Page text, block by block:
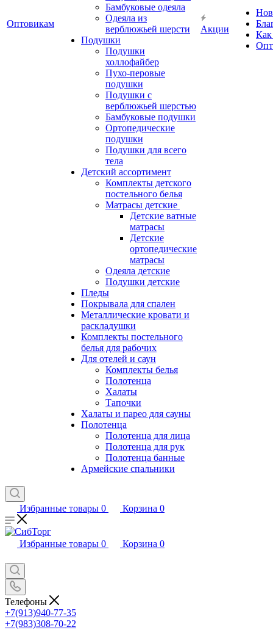
Оптовикам
Бамбуковые одеяла
Одеяла из
верблюжьей шерсти
Подушки
Подушки
холлофайбер
Пухо-перовые
подушки
Подушки с
верблюжьей шерстью
Бамбуковые подушки
Ортопедические
подушки
Подушки для всего
тела
Детский ассортимент
Комплекты детского
постельного белья
Матрасы детские
Детские ватные
матрасы
Детские
ортопедические
матрасы
Одеяла детские
Подушки детские
Пледы
Покрывала для спален
Металлические кровати и
раскладушки
Комплекты постельного
белья для рабочих
Для отелей и саун
Комплекты белья
Полотенца
Халаты
Тапочки
Халаты и парео для сауны
Полотенца
Полотенца для лица
Полотенца для рук
Полотенца банные
Армейские спальники
Акции
Как
Избранные товары 0 Корзина 0
Избранные товары 0 Корзина 0
Телефоны
+7(913)940-77-35
+7(983)308-70-22